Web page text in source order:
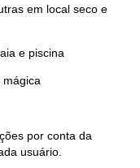
em local seco e
e piscina
por conta da
usuário.